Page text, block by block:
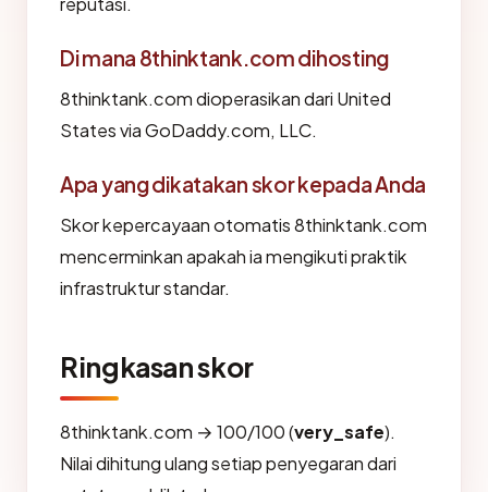
Di mana 8thinktank.com dihosting
8thinktank.com dioperasikan dari United
States via GoDaddy.com, LLC.
Apa yang dikatakan skor kepada Anda
Skor kepercayaan otomatis 8thinktank.com
mencerminkan apakah ia mengikuti praktik
infrastruktur standar.
Ringkasan skor
8thinktank.com → 100/100 (very_safe).
Nilai dihitung ulang setiap penyegaran dari